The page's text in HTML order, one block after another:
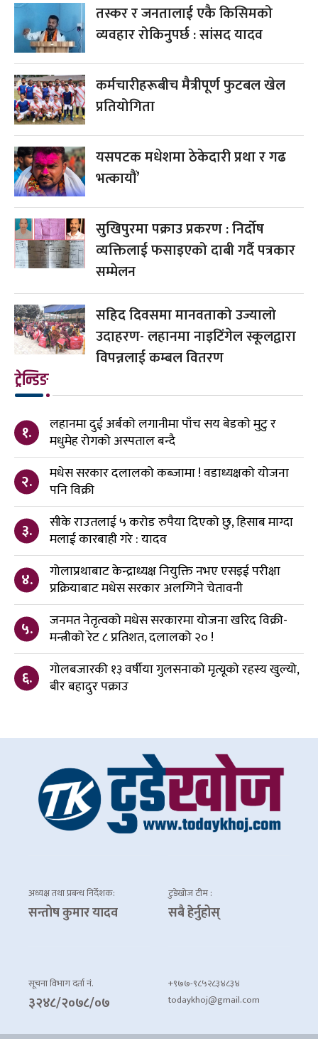
तस्कर र जनतालाई एकै किसिमको
व्यवहार रोकिनुपर्छ : सांसद यादव
कर्मचारीहरूबीच मैत्रीपूर्ण फुटबल खेल
प्रतियोगिता
यसपटक मधेशमा ठेकेदारी प्रथा र गढ
भत्कायौं’
सुखिपुरमा पक्राउ प्रकरण : निर्दोष
व्यक्तिलाई फसाइएको दाबी गर्दै पत्रकार
सम्मेलन
सहिद दिवसमा मानवताको उज्यालो
उदाहरण- लहानमा नाइटिंगेल स्कूलद्वारा
विपन्नलाई कम्बल वितरण
ट्रेन्डिङ
१.
लहानमा दुई अर्बको लगानीमा पाँच सय बेडको मुटु र
मधुमेह रोगको अस्पताल बन्दै
२.
मधेस सरकार दलालको कब्जामा ! वडाध्यक्षको योजना
पनि विक्री
३.
सीके राउतलाई ५ करोड रुपैया दिएको छु, हिसाब माग्दा
मलाई कारबाही गरे : यादव
४.
गोलाप्रथाबाट केन्द्राध्यक्ष नियुक्ति नभए एसइई परीक्षा
प्रक्रियाबाट मधेस सरकार अलग्गिने चेतावनी
५.
जनमत नेतृत्वको मधेस सरकारमा योजना खरिद विक्री-
मन्त्रीको रेट ८ प्रतिशत, दलालको २० !
६.
गोलबजारकी १३ वर्षीया गुलसनाको मृत्यूको रहस्य खुल्यो,
बीर बहादुर पक्राउ
अध्यक्ष तथा प्रबन्ध निर्देशक:
सन्तोष कुमार यादव
टुडेखोज टीम :
सबै हेर्नुहोस्
सूचना विभाग दर्ता नं.
३२४८/२०७८/०७
+९७७-९८५२८३४८३४
todaykhoj@gmail.com